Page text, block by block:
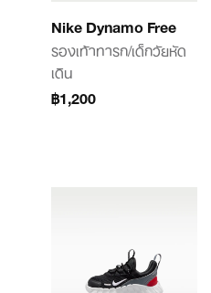
Nike Dynamo Free
รองเท้าทารก/เด็กวัยหัด
เดิน
฿1,200